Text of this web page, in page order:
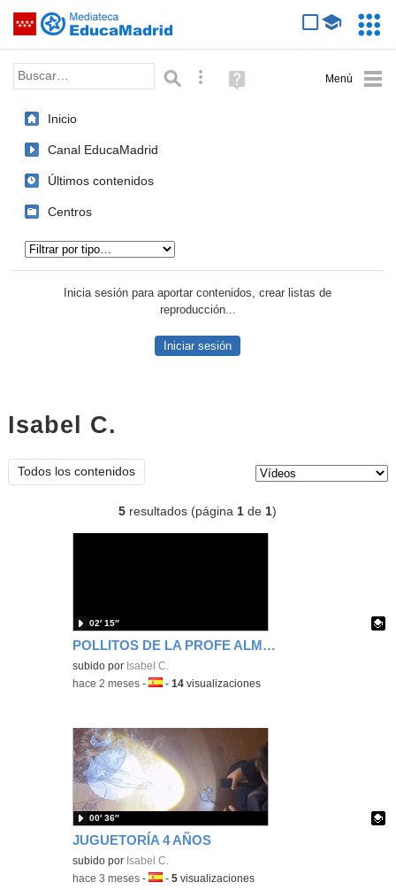
Saltar navegación
Palabra o frase: Búsqueda avanzada
Ayuda
(en
Inicio
Canal EducaMadrid
Últimos contenidos
Centros
Inicia sesión para aportar contenidos, crear listas de
reproducción...
Iniciar sesión
Isabel C.
Todos los contenidos
5 resultados (página1 de1)
POLLITOS DE LA PROFE ALMUDENA
Contenido educativo.
subido por Isabel C.
02′ 15″
-hace 2 meses -Idioma:
-14 visualizaciones
JUGUETORÍA 4 AÑOS
Contenido educativo.
subido por Isabel C.
00′ 36″
-hace 3 meses -Idioma:
-5 visualizaciones